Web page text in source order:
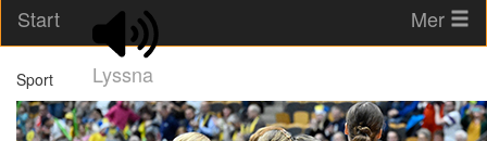
Start
Lyssna
Mer
Sport